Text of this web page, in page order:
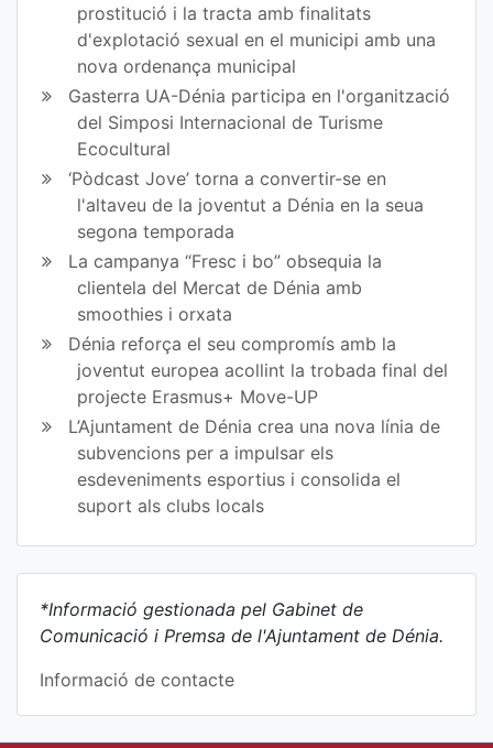
prostitució i la tracta amb finalitats
d'explotació sexual en el municipi amb una
nova ordenança municipal
Gasterra UA-Dénia participa en l'organització
del Simposi Internacional de Turisme
Ecocultural
‘Pòdcast Jove’ torna a convertir-se en
l'altaveu de la joventut a Dénia en la seua
segona temporada
La campanya “Fresc i bo” obsequia la
clientela del Mercat de Dénia amb
smoothies i orxata
Dénia reforça el seu compromís amb la
joventut europea acollint la trobada final del
projecte Erasmus+ Move-UP
L’Ajuntament de Dénia crea una nova línia de
subvencions per a impulsar els
esdeveniments esportius i consolida el
suport als clubs locals
*Informació gestionada pel Gabinet de
Comunicació i Premsa de l'Ajuntament de Dénia.
Informació de contacte